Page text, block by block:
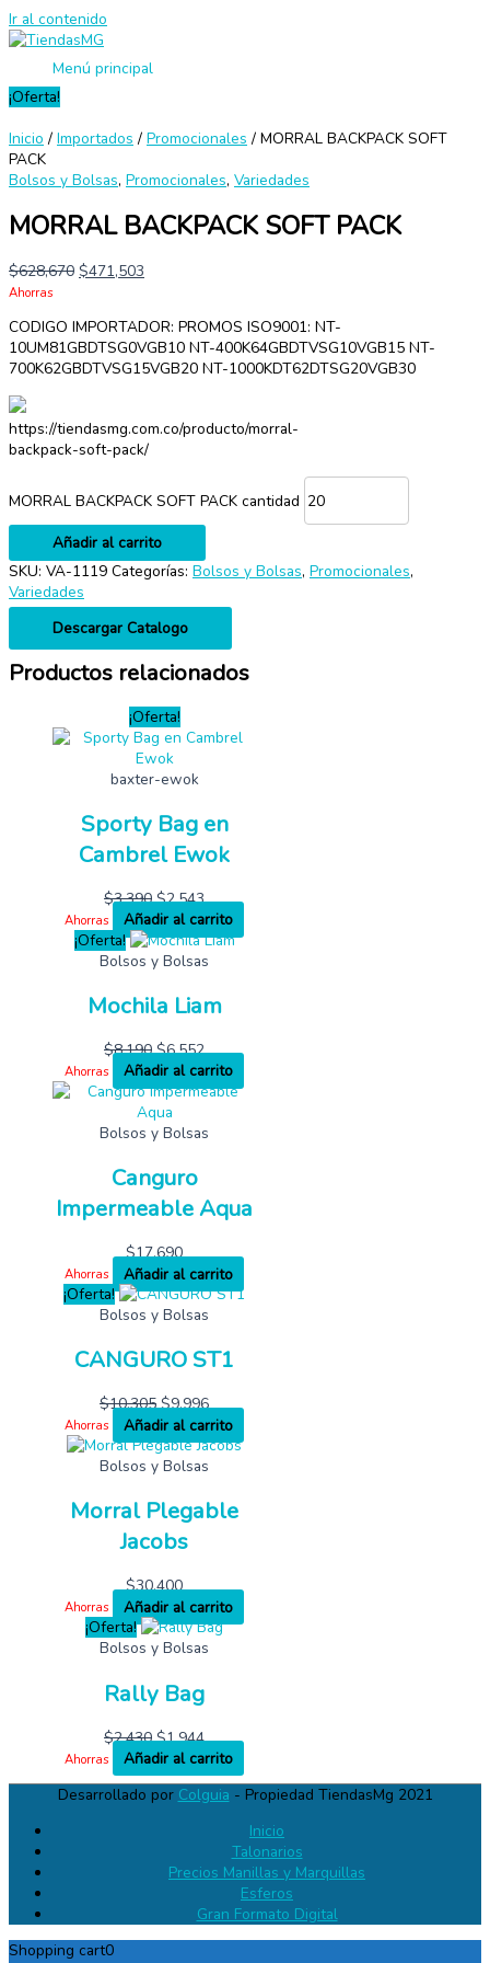
Ir al contenido
Menú principal
¡Oferta!
Inicio / Importados / Promocionales / MORRAL BACKPACK SOFT
PACK
Bolsos y Bolsas, Promocionales, Variedades
MORRAL BACKPACK SOFT PACK
$628,670 $471,503
Ahorras
CODIGO IMPORTADOR: PROMOS ISO9001: NT-
10UM81GBDTSG0VGB10 NT-400K64GBDTVSG10VGB15 NT-
700K62GBDTVSG15VGB20 NT-1000KDT62DTSG20VGB30
https://tiendasmg.com.co/producto/morral-
backpack-soft-pack/
MORRAL BACKPACK SOFT PACK cantidad
Añadir al carrito
SKU: VA-1119 Categorías: Bolsos y Bolsas, Promocionales,
Variedades
Descargar Catalogo
Productos relacionados
¡Oferta!
baxter-ewok
Sporty Bag en
Cambrel Ewok
$3,390 $2,543
Ahorras
Añadir al carrito
¡Oferta!
Bolsos y Bolsas
Mochila Liam
$8,190 $6,552
Ahorras Añadir al carrito
Bolsos y Bolsas
Canguro
Impermeable Aqua
$17,690
Ahorras
Añadir al carrito
¡Oferta!
Bolsos y Bolsas
CANGURO ST1
$10,305 $9,996
Ahorras
Añadir al carrito
Bolsos y Bolsas
Morral Plegable
Jacobs
$30,400
Ahorras
Añadir al carrito
¡Oferta!
Bolsos y Bolsas
Rally Bag
$2,430 $1,944
Ahorras
Añadir al carrito
Desarrollado por Colguia - Propiedad TiendasMg 2021
Inicio
Talonarios
Precios Manillas y Marquillas
Esferos
Gran Formato Digital
Shopping cart0